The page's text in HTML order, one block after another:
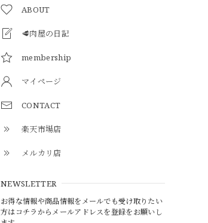
ABOUT
🥩肉屋の日記
membership
マイページ
CONTACT
楽天市場店
メルカリ店
NEWSLETTER
お得な情報や商品情報をメールでも受け取りたい
方はコチラからメールアドレスを登録をお願いし